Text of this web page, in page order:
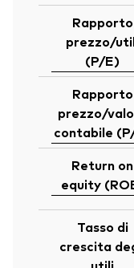
Rapporto
prezzo/
(P/E)
Rapporto
prezzo/
contabile
Return on
equity
Tasso di
crescita